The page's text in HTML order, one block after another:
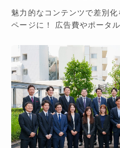
魅力的なコンテンツで差別
ページに！ 広告費やポータルサイト依存への課題か